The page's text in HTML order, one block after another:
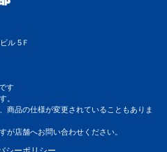
ル 5Ｆ
す
。
商品の仕様が変更されていることもありま
が店舗へお問い合わせください。